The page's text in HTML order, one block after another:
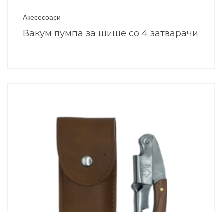
Акесесоари
Вакум пумпа за шише со 4 затварачи